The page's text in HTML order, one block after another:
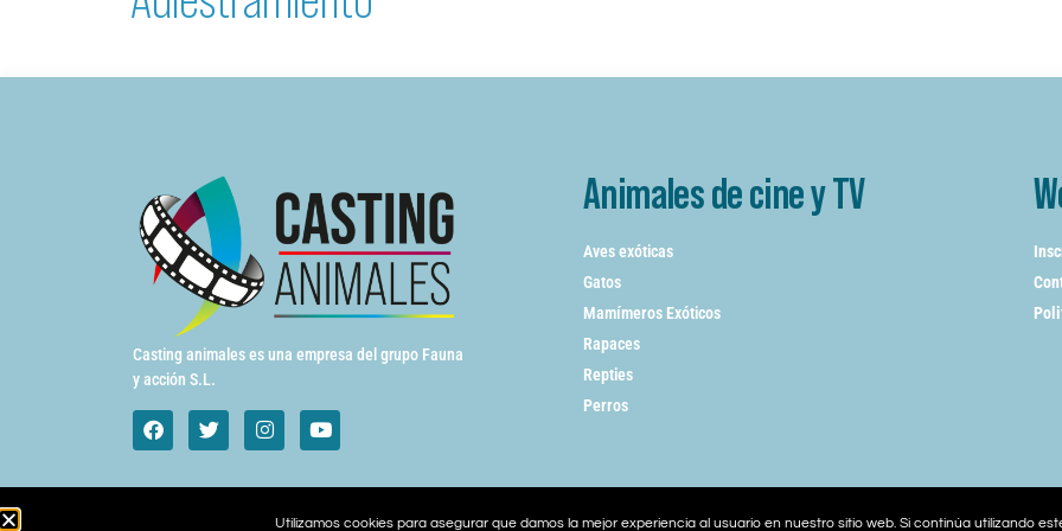
Casting animales es una empresa del grupo Fauna
y acción S.L.
Animales de cine y TV
Aves exóticas
Gatos
Mamímeros Exóticos
Rapaces
Repties
Perros
Utilizamos cookies para asegurar que damos la mejor experiencia al usuario en nuestro sitio web. Si continúa utilizando